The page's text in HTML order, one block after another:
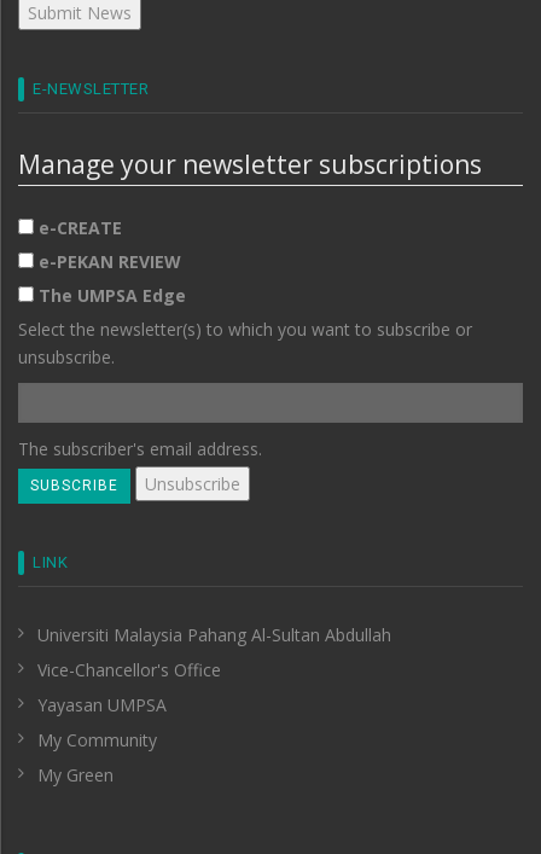
E-NEWSLETTER
Manage your newsletter subscriptions
e-CREATE
e-PEKAN REVIEW
The UMPSA Edge
Select the newsletter(s) to which you want to subscribe or
unsubscribe.
The subscriber's email address.
LINK
Universiti Malaysia Pahang Al-Sultan Abdullah
Vice-Chancellor's Office
Yayasan UMPSA
My Community
My Green